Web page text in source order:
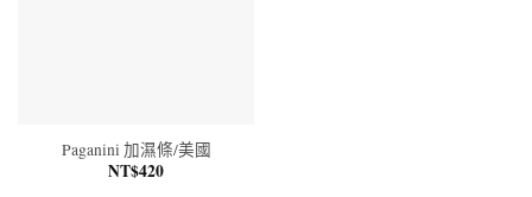
Paganini 加濕條/美國
NT$420